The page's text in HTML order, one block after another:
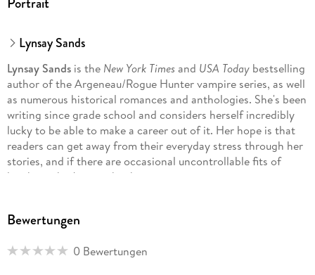
Lynsay Sands
Lynsay Sands is the New York Times and USA Todaybestselling
author of the Argeneau/Rogue Hunter vampire series, as well
as numerous historical romances and anthologies. She's been
writing since grade school and considers herself incredibly
lucky to be able to make a career out of it. Her hope is that
readers can get away from their everyday stress through her
stories, and if there are occasional uncontrollable fits of
laughter, that's just a big bonus.
Bewertungen
0 Bewertungen